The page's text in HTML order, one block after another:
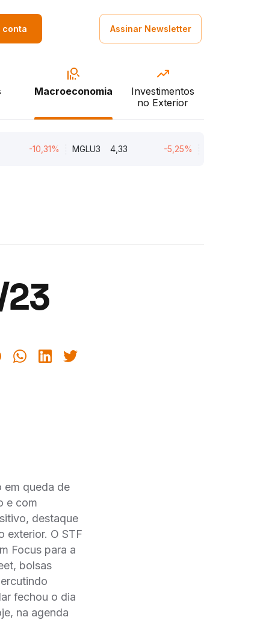
conta Assinar Newsletter
Macroeconomia
Investimentos
no Exterior
-10,31% MGLU3 4,33 -5,25% ENGI11
em queda de
e com
destaque
exterior. O STF
Focus para a
bolsas
fechou o dia
na agenda